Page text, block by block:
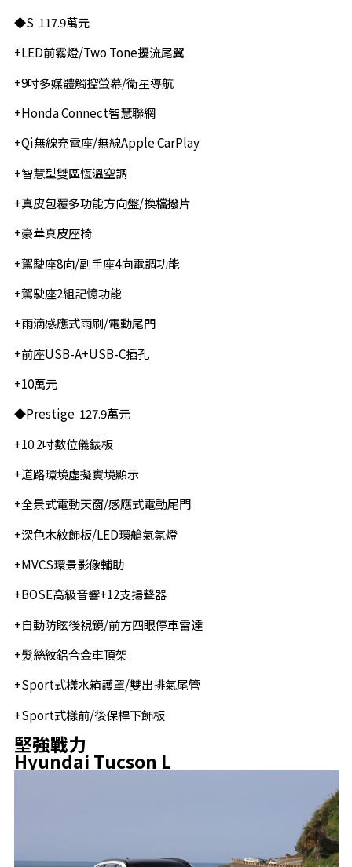
◆S 117.9萬元
+LED前霧燈/Two Tone擾流尾翼
+9吋多媒體觸控螢幕/衛星導航
+Honda Connect智慧聯網
+Qi無線充電座/無線Apple CarPlay
+智慧型雙區恆溫空調
+真皮包覆多功能方向盤/換檔撥片
+豪華真皮座椅
+駕駛座8向/副手座4向電調功能
+駕駛座2組記憶功能
+雨滴感應式雨刷/電動尾門
+前座USB-A+USB-C插孔
+10萬元
◆Prestige 127.9萬元
+10.2吋數位儀錶板
+道路環境虛擬實境顯示
+全景式電動天窗/感應式電動尾門
+深色木紋飾板/LED環艙氣氛燈
+MVCS環景影像輔助
+BOSE高級音響+12支揚聲器
+自動防眩後視鏡/前方四眼停車雷達
+髮絲紋鋁合金車頂架
+Sport式樣水箱護罩/雙出排氣尾管
+Sport式樣前/後保桿下飾板
堅強戰力
Hyundai Tucson L